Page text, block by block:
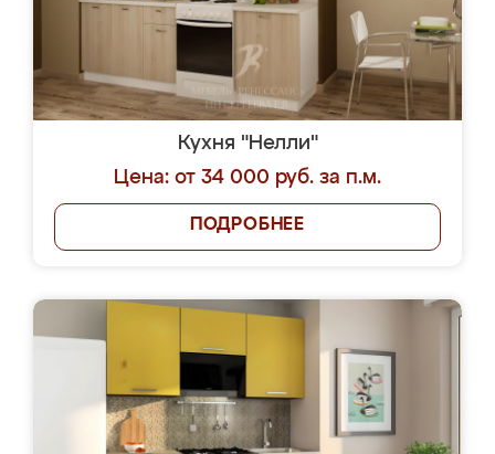
Кухня "Нелли"
Цена: от 34 000 руб. за п.м.
ПОДРОБНЕЕ